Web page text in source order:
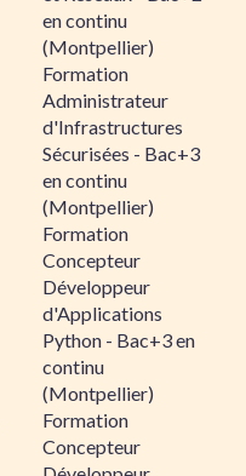
en continu
(Montpellier)
Formation
Administrateur
d'Infrastructures
Sécurisées - Bac+3
en continu
(Montpellier)
Formation
Concepteur
Développeur
d'Applications
Python - Bac+3 en
continu
(Montpellier)
Formation
Concepteur